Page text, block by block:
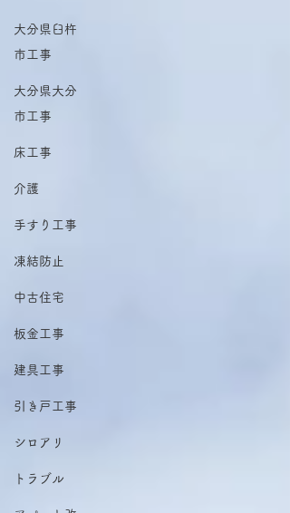
大分県臼杵
市工事
大分県大分
市工事
床工事
介護
手すり工事
凍結防止
中古住宅
板金工事
建具工事
引き戸工事
シロアリ
トラブル